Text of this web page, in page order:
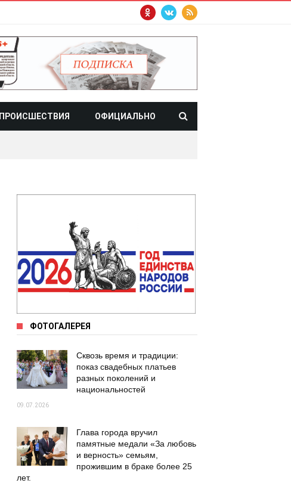
ПРОИСШЕСТВИЯ ОФИЦИАЛЬНО
ФОТОГАЛЕРЕЯ
Сквозь время и традиции:
показ свадебных платьев
разных поколений и
национальностей
09.07.2026
Глава города вручил
памятные медали «За любовь
и верность» семьям,
прожившим в браке более 25
лет.